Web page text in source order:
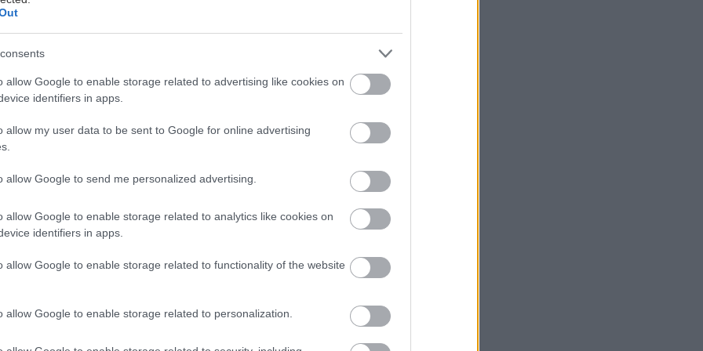
allow Google to enable storage related to advertising like cookies on
identifiers in apps.
allow my user data to be sent to Google for online advertising
allow Google to send me personalized advertising.
allow Google to enable storage related to analytics like cookies on
identifiers in apps.
allow Google to enable storage related to functionality of the website
allow Google to enable storage related to personalization.
με το δεύτερο μοντέλο της Neue Klasse, τη νέα BMW i3.
Οι υποψήφιοι αγοραστές μπορούν να παραγγείλουν την αμιγώς
BMW i3 50 xDrive σε έκδοση First Edition πριν από την
στην αγορά.
δεύτερο μοντέλο της Neue Klasse και ενσαρκώνει το τεχνολογικό
Η αποδοτική τεχνολογία BMW eDrive έκτης γενιάς συνδυάζεται
Panoramic iDrive και το Heart of Joy. Παράλληλα, η εμπειρία της
οδήγησης εισέρχεται σε μια νέα εποχή με το BMW Symbiotic
μια σύγχρονη ερμηνεία των σχεδιαστικών στοιχείων που
ενός BMW sedan.